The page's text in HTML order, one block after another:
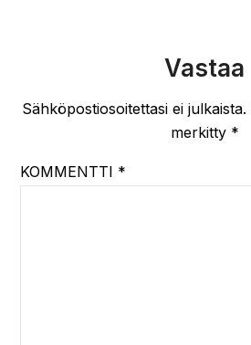
Vastaa
Sähköpostiosoitettasi ei julkaista.
merkitty *
KOMMENTTI *